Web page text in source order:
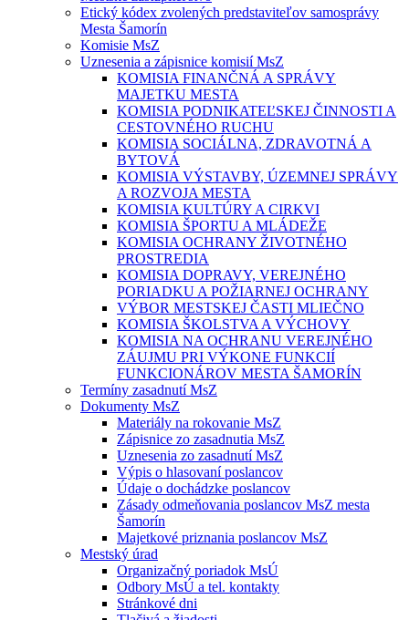
Etický kódex zvolených predstaviteľov samosprávy
Mesta Šamorín
Komisie MsZ
Uznesenia a zápisnice komisií MsZ
KOMISIA FINANČNÁ A SPRÁVY
MAJETKU MESTA
KOMISIA PODNIKATEĽSKEJ ČINNOSTI A
CESTOVNÉHO RUCHU
KOMISIA SOCIÁLNA, ZDRAVOTNÁ A
BYTOVÁ
KOMISIA VÝSTAVBY, ÚZEMNEJ SPRÁVY
A ROZVOJA MESTA
KOMISIA KULTÚRY A CIRKVI
KOMISIA ŠPORTU A MLÁDEŽE
KOMISIA OCHRANY ŽIVOTNÉHO
PROSTREDIA
KOMISIA DOPRAVY, VEREJNÉHO
PORIADKU A POŽIARNEJ OCHRANY
VÝBOR MESTSKEJ ČASTI MLIEČNO
KOMISIA ŠKOLSTVA A VÝCHOVY
KOMISIA NA OCHRANU VEREJNÉHO
ZÁUJMU PRI VÝKONE FUNKCIÍ
FUNKCIONÁROV MESTA ŠAMORÍN
Termíny zasadnutí MsZ
Dokumenty MsZ
Materiály na rokovanie MsZ
Zápisnice zo zasadnutia MsZ
Uznesenia zo zasadnutí MsZ
Výpis o hlasovaní poslancov
Údaje o dochádzke poslancov
Zásady odmeňovania poslancov MsZ mesta
Šamorín
Majetkové priznania poslancov MsZ
Mestský úrad
Organizačný poriadok MsÚ
Odbory MsÚ a tel. kontakty
Stránkové dni